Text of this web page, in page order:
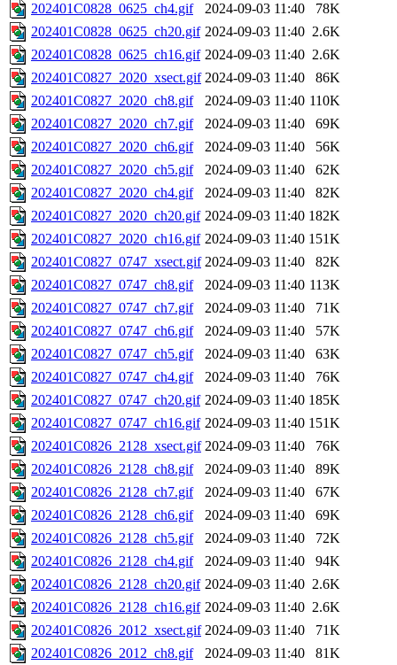
202401C0828_0625_ch4.gif
2024-09-03 11:40
78K
202401C0828_0625_ch20.gif 2024-09-03 11:40 2.6K
202401C0828_0625_ch16.gif 2024-09-03 11:40 2.6K
202401C0827_2020_xsect.gif 2024-09-03 11:40
86K
202401C0827_2020_ch8.gif
2024-09-03 11:40 110K
202401C0827_2020_ch7.gif
2024-09-03 11:40
69K
202401C0827_2020_ch6.gif
2024-09-03 11:40
56K
202401C0827_2020_ch5.gif
2024-09-03 11:40
62K
202401C0827_2020_ch4.gif
2024-09-03 11:40
82K
202401C0827_2020_ch20.gif 2024-09-03 11:40 182K
202401C0827_2020_ch16.gif 2024-09-03 11:40 151K
202401C0827_0747_xsect.gif 2024-09-03 11:40
82K
202401C0827_0747_ch8.gif
2024-09-03 11:40 113K
202401C0827_0747_ch7.gif
2024-09-03 11:40
71K
202401C0827_0747_ch6.gif
2024-09-03 11:40
57K
202401C0827_0747_ch5.gif
2024-09-03 11:40
63K
202401C0827_0747_ch4.gif
2024-09-03 11:40
76K
202401C0827_0747_ch20.gif 2024-09-03 11:40 185K
202401C0827_0747_ch16.gif 2024-09-03 11:40 151K
202401C0826_2128_xsect.gif 2024-09-03 11:40
76K
202401C0826_2128_ch8.gif
2024-09-03 11:40
89K
202401C0826_2128_ch7.gif
2024-09-03 11:40
67K
202401C0826_2128_ch6.gif
2024-09-03 11:40
69K
202401C0826_2128_ch5.gif
2024-09-03 11:40
72K
202401C0826_2128_ch4.gif
2024-09-03 11:40
94K
202401C0826_2128_ch20.gif 2024-09-03 11:40 2.6K
202401C0826_2128_ch16.gif 2024-09-03 11:40 2.6K
202401C0826_2012_xsect.gif 2024-09-03 11:40
71K
202401C0826_2012_ch8.gif
2024-09-03 11:40
81K